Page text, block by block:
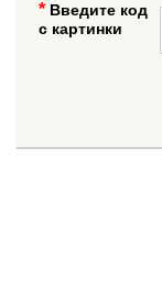
Введите код
с картинки